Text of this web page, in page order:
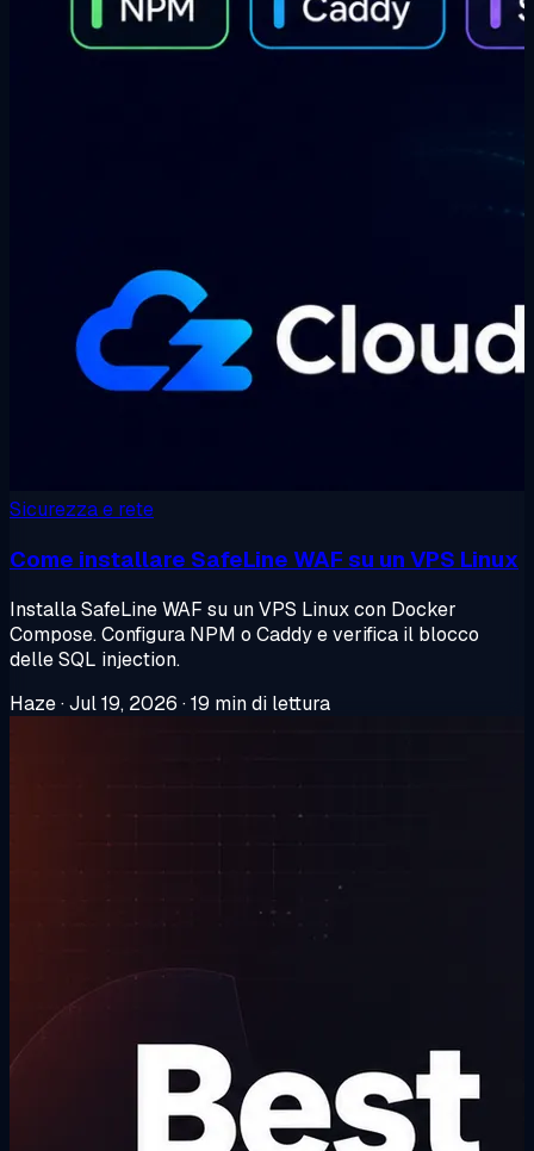
Sicurezza e rete
Come installare SafeLine WAF su un VPS Linux
Installa SafeLine WAF su un VPS Linux con Docker
Compose. Configura NPM o Caddy e verifica il blocco
delle SQL injection.
Haze·Jul 19, 2026 ·19 min di lettura